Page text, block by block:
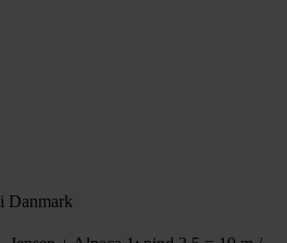
Danmark